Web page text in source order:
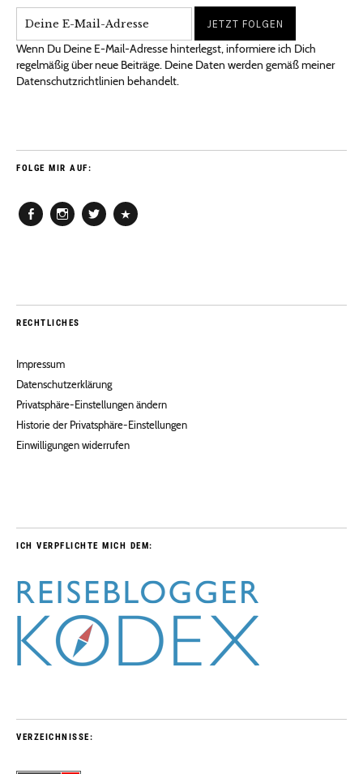
Wenn Du Deine E-Mail-Adresse hinterlegst, informiere ich Dich
regelmäßig über neue Beiträge. Deine Daten werden gemäß meiner
Datenschutzrichtlinien behandelt.
FOLGE MIR AUF:
RECHTLICHES
Impressum
Datenschutzerklärung
Privatsphäre-Einstellungen ändern
Historie der Privatsphäre-Einstellungen
Einwilligungen widerrufen
ICH VERPFLICHTE MICH DEM:
VERZEICHNISSE: